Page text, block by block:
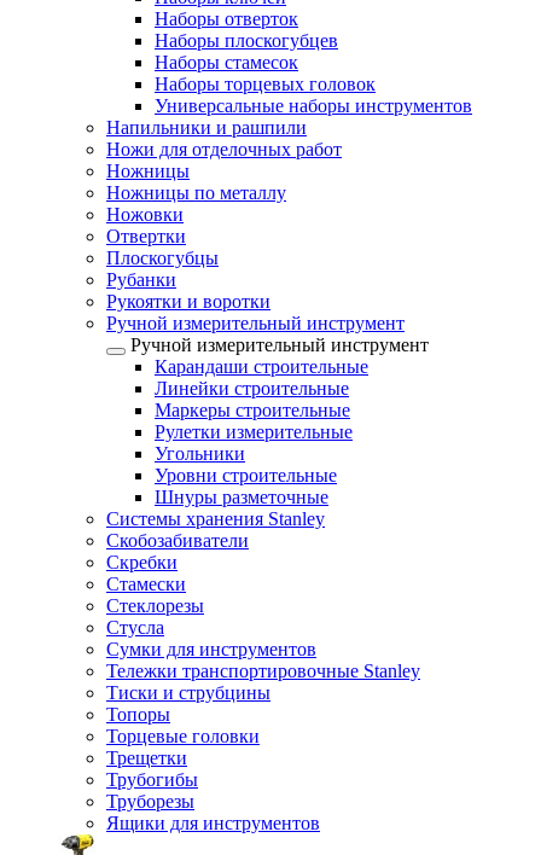
Наборы отверток
Наборы плоскогубцев
Наборы стамесок
Наборы торцевых головок
Универсальные наборы инструментов
Напильники и рашпили
Ножи для отделочных работ
Ножницы
Ножницы по металлу
Ножовки
Отвертки
Плоскогубцы
Рубанки
Рукоятки и воротки
Ручной измерительный инструмент
Ручной измерительный инструмент
Карандаши строительные
Линейки строительные
Маркеры строительные
Рулетки измерительные
Угольники
Уровни строительные
Шнуры разметочные
Системы хранения Stanley
Скобозабиватели
Скребки
Стамески
Стеклорезы
Стусла
Сумки для инструментов
Тележки транспортировочные Stanley
Тиски и струбцины
Топоры
Торцевые головки
Трещетки
Трубогибы
Труборезы
Ящики для инструментов